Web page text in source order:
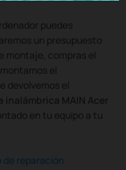
puedes
un presupuesto
montaje, compras el
el
devolvemos el
inalámbrica MAIN Acer
en tu equipo a tu
de reparación